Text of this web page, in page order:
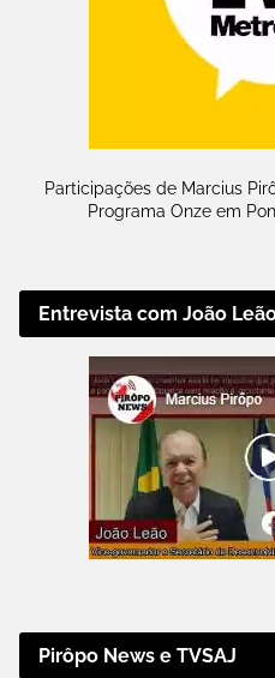
Participações de Marcius
Programa Onze em
Entrevista com João
Pirôpo News e TVSAJ